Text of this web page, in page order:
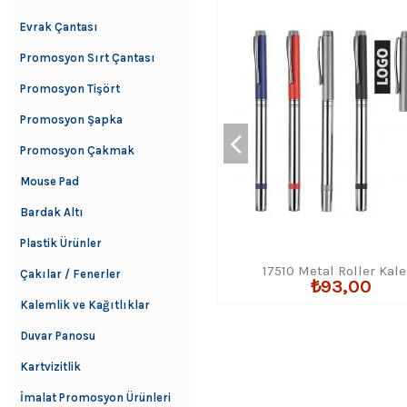
17510 Metal Roller
₺93,00
Evrak Çantası
Promosyon Sırt Çantası
Promosyon Tişört
Promosyon Şapka
Promosyon Çakmak
Mouse Pad
Bardak Altı
Plastik Ürünler
Çakılar / Fenerler
Kalemlik ve Kağıtlıklar
Duvar Panosu
Kartvizitlik
İmalat Promosyon Ürünleri